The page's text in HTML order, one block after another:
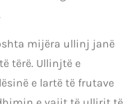
mijëra ullinj janë
tërë. Ullinjtë e
e lartë të frutave